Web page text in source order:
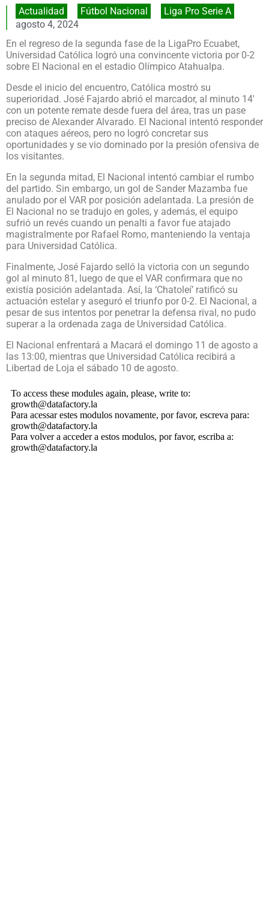
Actualidad Fútbol Nacional
Liga Pro Serie A
agosto 4, 2024
En el regreso de la segunda fase de la LigaPro Ecuabet,
Universidad Católica logró una convincente victoria por 0-2
sobre El Nacional en el estadio Olímpico Atahualpa.
Desde el inicio del encuentro, Católica mostró su
superioridad. José Fajardo abrió el marcador, al minuto 14′
con un potente remate desde fuera del área, tras un pase
preciso de Alexander Alvarado. El Nacional intentó responder
con ataques aéreos, pero no logró concretar sus
oportunidades y se vio dominado por la presión ofensiva de
los visitantes.
En la segunda mitad, El Nacional intentó cambiar el rumbo
del partido. Sin embargo, un gol de Sander Mazamba fue
anulado por el VAR por posición adelantada. La presión de
El Nacional no se tradujo en goles, y además, el equipo
sufrió un revés cuando un penalti a favor fue atajado
magistralmente por Rafael Romo, manteniendo la ventaja
para Universidad Católica.
Finalmente, José Fajardo selló la victoria con un segundo
gol al minuto 81, luego de que el VAR confirmara que no
existía posición adelantada. Así, la ‘Chatoleí’ ratificó su
actuación estelar y aseguró el triunfo por 0-2. El Nacional, a
pesar de sus intentos por penetrar la defensa rival, no pudo
superar a la ordenada zaga de Universidad Católica.
El Nacional enfrentará a Macará el domingo 11 de agosto a
las 13:00, mientras que Universidad Católica recibirá a
Libertad de Loja el sábado 10 de agosto.